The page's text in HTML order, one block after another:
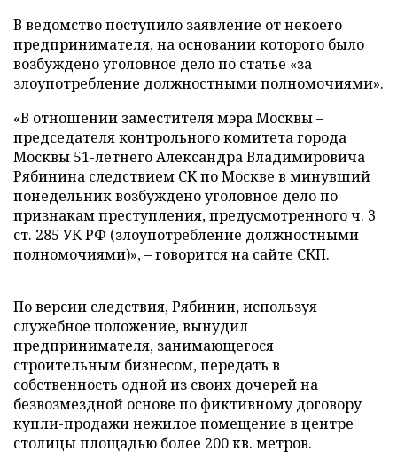
В ведомство поступило заявление от некоего
предпринимателя, на основании которого было
возбуждено уголовное дело по статье «за
злоупотребление должностными полномочиями».
«В отношении заместителя мэра Москвы –
председателя контрольного комитета города
Москвы 51-летнего Александра Владимировича
Рябинина следствием СК по Москве в минувший
понедельник возбуждено уголовное дело по
признакам преступления, предусмотренного ч. 3
ст. 285 УК РФ (злоупотребление должностными
полномочиями)», – говорится на сайте СКП.
По версии следствия, Рябинин, используя
служебное положение, вынудил
предпринимателя, занимающегося
строительным бизнесом, передать в
собственность одной из своих дочерей на
безвозмездной основе по фиктивному договору
купли-продажи нежилое помещение в центре
столицы площадью более 200 кв. метров.